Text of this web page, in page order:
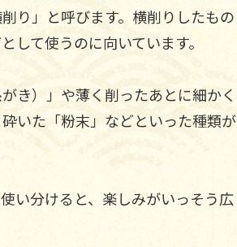
り」と呼びます。横削りしたもの
して使うのに向いています。
き）」や薄く削ったあとに細かく
いた「粉末」などといった種類が
い分けると、楽しみがいっそう広